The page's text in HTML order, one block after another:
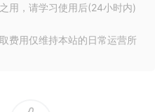
用，请学习使用后(24小时内)
费用仅维持本站的日常运营所